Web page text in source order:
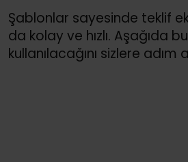
Şablonlar sayesinde teklif
da kolay ve hızlı. Aşağıda
kullanılacağını sizlere adım